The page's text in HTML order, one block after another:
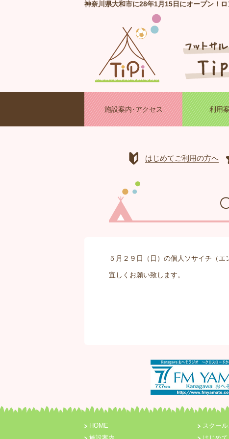
神奈川県大和市に28年1月15日にオープン！
施設案内･アクセス 利用
はじめてご利用の方へ
５月２９日（日）の個人ソサイチ（エ
宜しくお願い致します。
HOME
スクー